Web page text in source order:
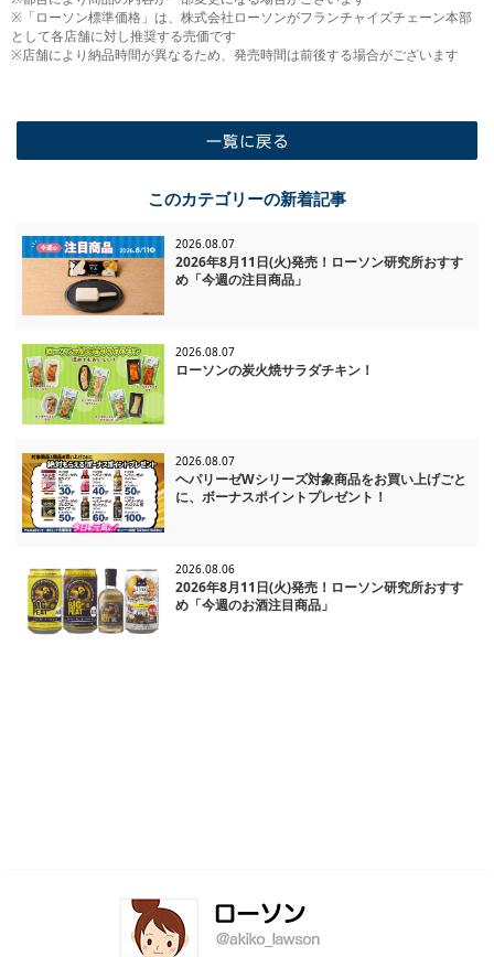
※「ローソン標準価格」は、株式会社ローソンがフランチャイズチェーン本部
として各店舗に対し推奨する売価です
※店舗により納品時間が異なるため、発売時間は前後する場合がございます
このカテゴリーの新着記事
2026.08.07
2026年8月11日(火)発売！ローソン研究所おすす
め「今週の注目商品」
2026.08.07
ローソンの炭火焼サラダチキン！
2026.08.07
ヘパリーゼWシリーズ対象商品をお買い上げごと
に、ボーナスポイントプレゼント！
2026.08.06
2026年8月11日(火)発売！ローソン研究所おすす
め「今週のお酒注目商品」